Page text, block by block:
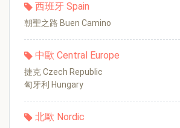
西班牙 Spain
朝聖之路 Buen Camino
中歐 Central Europe
捷克 Czech Republic
匈牙利 Hungary
北歐 Nordic